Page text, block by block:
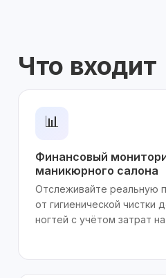
Что входит
📊
Финансовый
маникюрного салона
Отслеживайте реальную
от гигиенической чистки
ногтей с учётом затрат